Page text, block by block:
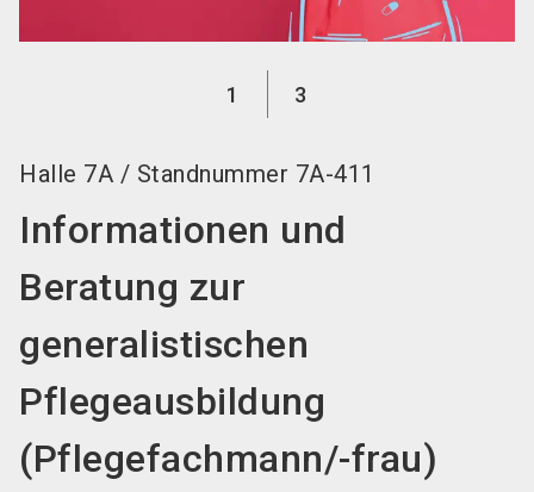
1 3
Halle 7A / Standnummer 7A-411
Informationen und
Beratung zur
generalistischen
Pflegeausbildung
(Pflegefachmann/-frau)